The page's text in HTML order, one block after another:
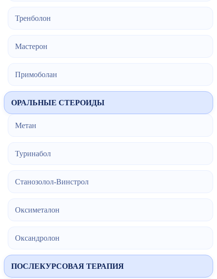
Тренболон
Мастерон
Примоболан
ОРАЛЬНЫЕ СТЕРОИДЫ
Метан
Туринабол
Станозолол-Винстрол
Оксиметалон
Оксандролон
ПОСЛЕКУРСОВАЯ ТЕРАПИЯ